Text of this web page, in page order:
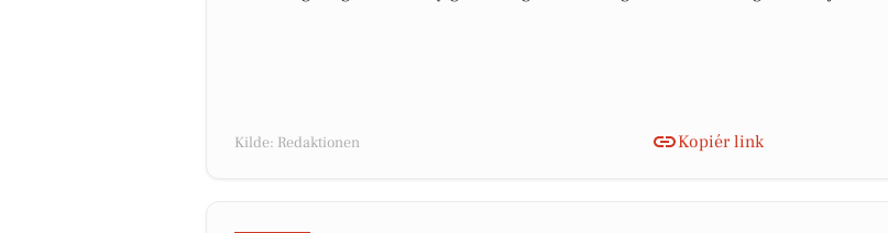
Kilde: Redaktionen Kopiér link